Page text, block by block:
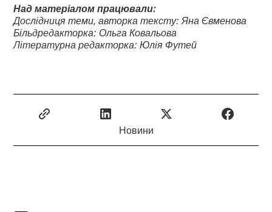
Над матеріалом працювали:
Дослідниця теми, авторка тексту: Яна Євменова
Більдредакторка: Ольга Ковальова
Літературна редакторка: Юлія Футей
Новини